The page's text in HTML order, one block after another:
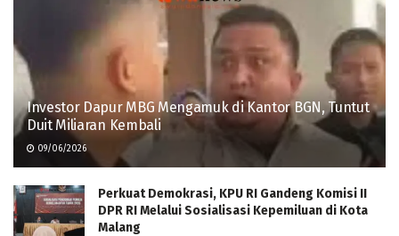
Investor Dapur MBG Mengamuk di Kantor BGN, Tuntut
Duit Miliaran Kembali
09/06/2026
Perkuat Demokrasi, KPU RI Gandeng Komisi II
DPR RI Melalui Sosialisasi Kepemiluan di Kota
Malang